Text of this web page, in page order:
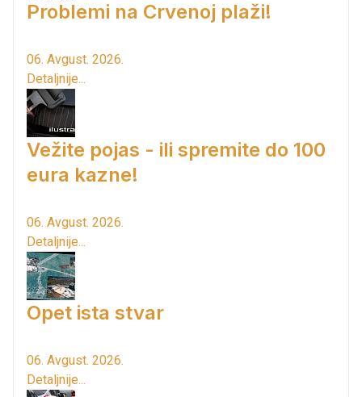
Problemi na Crvenoj plaži!
06. Avgust. 2026.
Detaljnije...
Vežite pojas - ili spremite do 100
eura kazne!
06. Avgust. 2026.
Detaljnije...
Opet ista stvar
06. Avgust. 2026.
Detaljnije...